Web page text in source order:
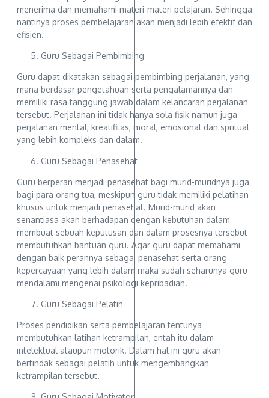
menerima dan memahami materi-materi pelajaran. Sehingga
nantinya proses pembelajaran akan menjadi lebih efektif dan
efisien.
Guru Sebagai Pembimbing
Guru dapat dikatakan sebagai pembimbing perjalanan, yang
mana berdasar pengetahuan serta pengalamannya dan
memiliki rasa tanggung jawab dalam kelancaran perjalanan
tersebut. Perjalanan ini tidak hanya sola fisik namun juga
perjalanan mental, kreatifitas, moral, emosional dan spritual
yang lebih kompleks dan dalam.
Guru Sebagai Penasehat
Guru berperan menjadi penasehat bagi murid-muridnya juga
bagi para orang tua, meskipun guru tidak memiliki pelatihan
khusus untuk menjadi penasehat. Murid-murid akan
senantiasa akan berhadapan dengan kebutuhan dalam
membuat sebuah keputusan dan dalam prosesnya tersebut
membutuhkan bantuan guru. Agar guru dapat memahami
dengan baik perannya sebagai penasehat serta orang
kepercayaan yang lebih dalam maka sudah seharunya guru
mendalami mengenai psikologi kepribadian.
Guru Sebagai Pelatih
Proses pendidikan serta pembelajaran tentunya
membutuhkan latihan ketrampilan, entah itu dalam
intelektual ataupun motorik. Dalam hal ini guru akan
bertindak sebagai pelatih untuk mengembangkan
ketrampilan tersebut.